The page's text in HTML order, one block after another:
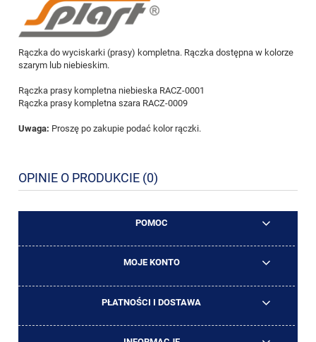
Rączka do wyciskarki (prasy) kompletna. Rączka dostępna w kolorze
szarym lub niebieskim.
Rączka prasy kompletna niebieska RACZ-0001
Rączka prasy kompletna szara RACZ-0009
Uwaga: Proszę po zakupie podać kolor rączki.
OPINIE O PRODUKCIE (0)
POMOC
MOJE KONTO
PŁATNOŚCI I DOSTAWA